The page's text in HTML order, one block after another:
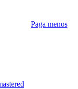
Paga menos